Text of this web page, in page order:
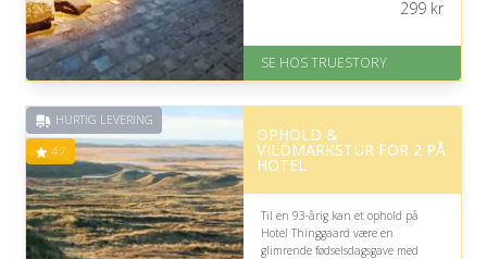
På lager
Levering: 1-2 dages levering.
samme
på 4.7 ud af 5
299kr
SE HOS TRUESTORY
HURTIG LEVERING
4.7
OPHOLD &
VILDMARKSTUR FOR 2 PÅ
HOTEL
Til en 93-årig kan et ophold på
Hotel Thinggaard være en
glimrende fødselsdagsgave med